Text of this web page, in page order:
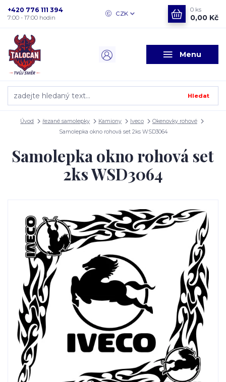
Menu
CZK
Hledat
+420 776 111 394
7:00 - 17:00 hodin
0 ks
0,00 Kč
Úvod řezané samolepky Kamiony Iveco
Okenovky rohové
Samolepka okno rohová set 2ks WSD3064
Samolepka okno rohová set
2ks WSD3064